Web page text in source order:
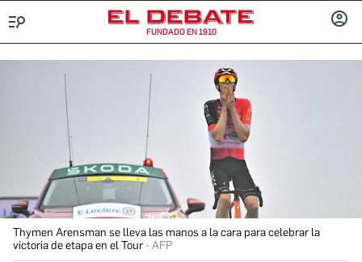
FUNDADO EN 1910
Thymen Arensman se lleva las manos a la cara para celebrar la
victoria de etapa en el Tour
AFP